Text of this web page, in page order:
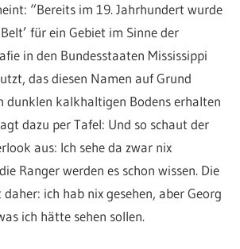
“Bereits im 19. Jahrhundert wurde
für ein Gebiet im Sinne der
in den Bundesstaaten Mississippi
das diesen Namen auf Grund
dunklen kalkhaltigen Bodens erhalten
dazu per Tafel: Und so schaut der
aus: Ich sehe da zwar nix
Ranger werden es schon wissen. Die
ich hab nix gesehen, aber Georg
ich hätte sehen sollen.